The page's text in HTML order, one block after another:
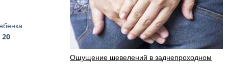
20
Ощущение шевелений в заднепроходном